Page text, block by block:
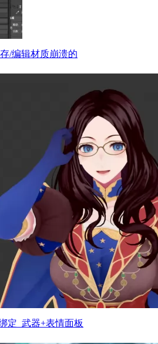
/编辑材质崩溃的
定_武器+表情面板